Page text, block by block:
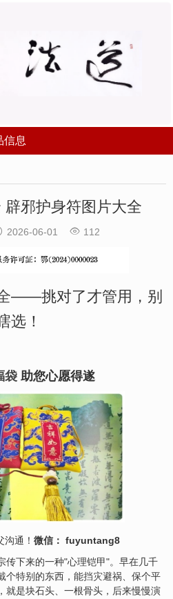
信息
辟邪护身符图片大全
2026-06-01  112
——挑对了才管用，别
选！
袋助您心愿得遂
通！ 微信： fuyuntang8
传下来的一种"心理铠甲"。早在几千
个特别的东西，能挡灾避祸、保个平
就是块石头、一根骨头，后来慢慢演